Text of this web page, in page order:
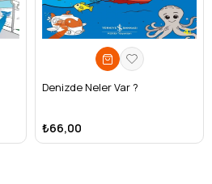
Denizde Neler Var ?
₺66,00